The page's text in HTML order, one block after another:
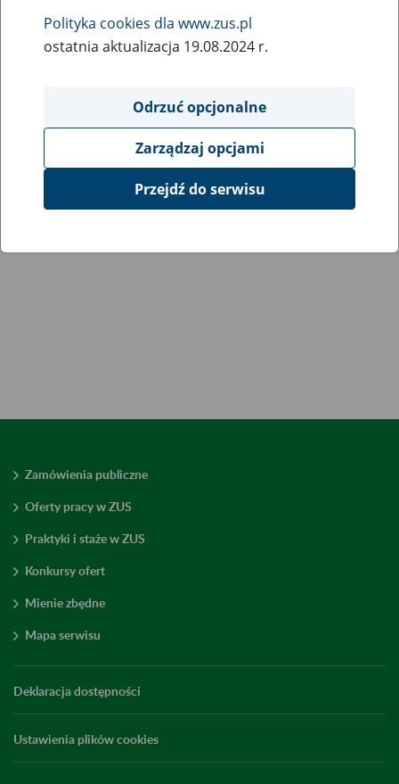
Zamówienia publiczne
Oferty pracy w ZUS
Praktyki i staże w ZUS
Konkursy ofert
Mienie zbędne
Mapa serwisu
Deklaracja dostępności
Ustawienia plików cookies
Polityka cookies dla www.zus.pl
ostatnia aktualizacja 19.08.2024 r.
Odrzuć opcjonalne
Zarządzaj opcjami
Przejdź do serwisu